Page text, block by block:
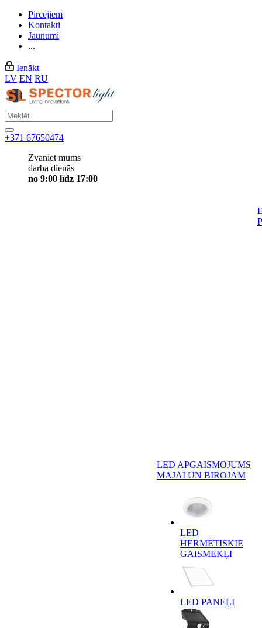
Pircējiem
Kontakti
Jaunumi
...
Ienākt
LV EN RU
+371 67650474
Zvaniet mums
darba dienās
no 9:00 līdz 17:00
LED APGAISMOJUMS
MĀJAI UN BIROJAM
LED
HERMĒTISKIE
GAISMEKĻI
LED PANEĻI